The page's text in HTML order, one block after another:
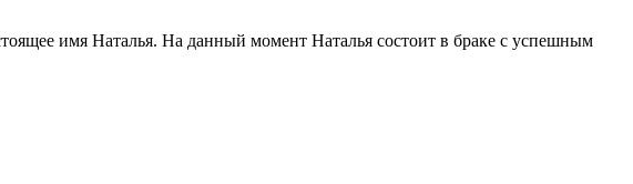
имя Наталья. На данный момент Наталья состоит в браке с успешным